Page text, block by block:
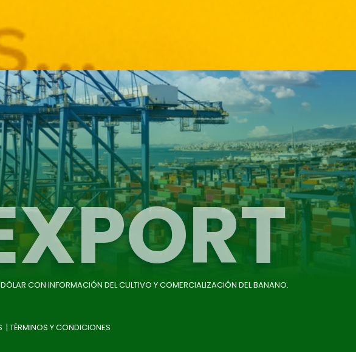
CON INFORMACIÓN DEL CULTIVO Y COMERCIALIZACIÓN DEL BANANO.
| TÉRMINOS Y CONDICIONES